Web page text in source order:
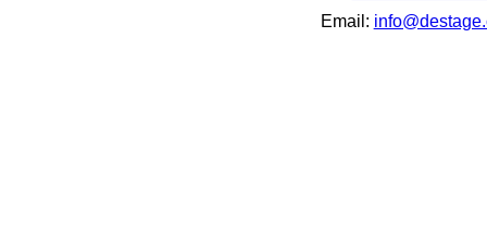
Email: